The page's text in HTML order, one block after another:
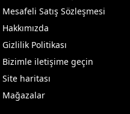
Mesafeli Satış Sözleşmesi
Hakkımızda
Gizlilik Politikası
Bizimle iletişime geçin
Site haritası
Mağazalar